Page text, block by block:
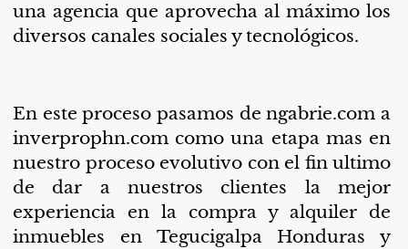
una agencia que aprovecha al máximo los
diversos canales sociales y tecnológicos.
En este proceso pasamos de ngabrie.com a
inverprophn.com como una etapa mas en
nuestro proceso evolutivo con el fin ultimo
de dar a nuestros clientes la mejor
experiencia en la compra y alquiler de
inmuebles en Tegucigalpa Honduras y